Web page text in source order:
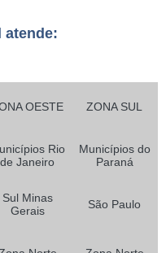
atende:
OESTE ZONA SUL
Rio
de Janeiro
Municípios do
Paraná
Sul Minas
Gerais
São Paulo